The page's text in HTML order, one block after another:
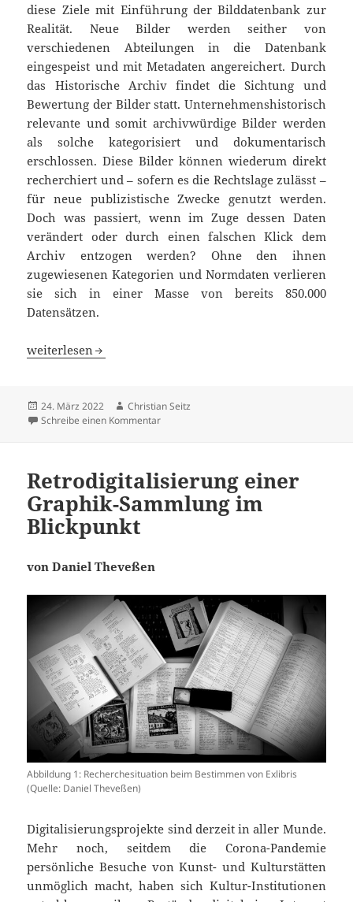
diese Ziele mit Einführung der Bilddatenbank zur
Realität. Neue Bilder werden seither von
verschiedenen Abteilungen in die Datenbank
eingespeist und mit Metadaten angereichert. Durch
das Historische Archiv findet die Sichtung und
Bewertung der Bilder statt. Unternehmenshistorisch
relevante und somit archivwürdige Bilder werden
als solche kategorisiert und dokumentarisch
erschlossen. Diese Bilder können wiederum direkt
recherchiert und – sofern es die Rechtslage zulässt –
für neue publizistische Zwecke genutzt werden.
Doch was passiert, wenn im Zuge dessen Daten
verändert oder durch einen falschen Klick dem
Archiv entzogen werden? Ohne den ihnen
zugewiesenen Kategorien und Normdaten verlieren
sie sich in einer Masse von bereits 850.000
Datensätzen.
Bilder für die Ewigkeit
weiterlesen
Veröffentlicht
am
24. März 2022 Autor
Christian Seitz
Schreibe einen Kommentarzu Bilder für die Ewigkeit
Retrodigitalisierung einer
Graphik-Sammlung im
Blickpunkt
von Daniel Theveßen
Abbildung 1: Recherchesituation beim Bestimmen von Exlibris
(Quelle: Daniel Theveßen)
Digitalisierungsprojekte sind derzeit in aller Munde.
Mehr noch, seitdem die Corona-Pandemie
persönliche Besuche von Kunst- und Kulturstätten
unmöglich macht, haben sich Kultur-Institutionen